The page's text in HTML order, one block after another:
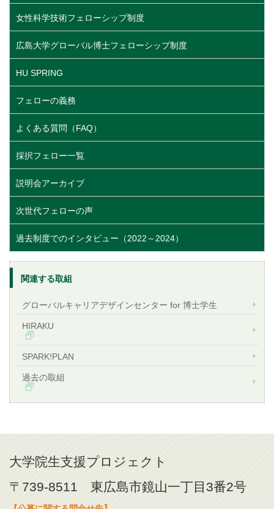
女性科学技術フェローシップ制度
広島大学グローバル博士フェローシップ制度
HU SPRING
フェローの義務
よくある質問（FAQ）
採択フェロー一覧
説明会アーカイブ
次世代フェローの声
過去制度でのインタビュー（2022～2024）
関連する取組
グローバルキャリアデザインセンター for 博士学生
HIRAKU
SPARK!PLAN
過去の取組
大学院生支援プロジェクト
〒739-8511 東広島市鏡山一丁目3番2号